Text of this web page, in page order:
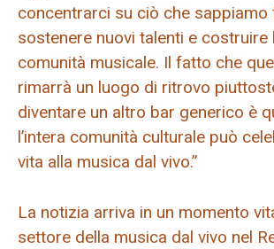
concentrarci su ciò che sappiamo
sostenere nuovi talenti e costruire
comunità musicale. Il fatto che
rimarrà un luogo di ritrovo
diventare un altro bar generico è
l’intera comunità culturale può
vita alla musica dal vivo.”
La notizia arriva in un momento
settore della musica dal vivo nel